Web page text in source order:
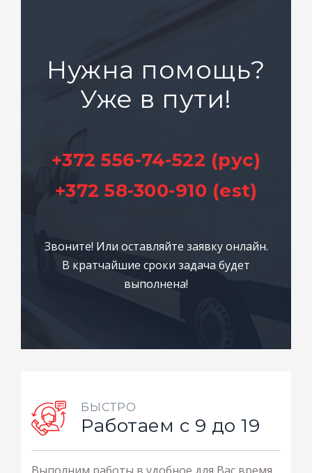
Нужна помощь?
Уже в пути!
+372 556-74-522 (рус)
+372 58-300-910 (est)
Звоните! Или оставляйте заявку онлайн.
В кратчайшие сроки задача будет
выполнена!
БЫСТРО
Работаем с 9 до 19